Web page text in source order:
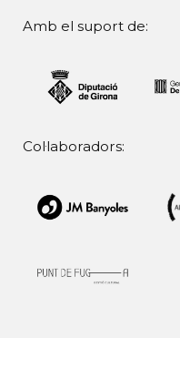
Amb el suport de:
Col·laboradors: